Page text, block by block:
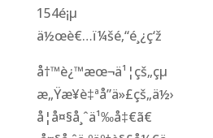
154é¡µ
ä½œè€…ï¼šé‚“é¸¿ç‘ž
å†™è¿™æœ¬ä¹¦çš„çµ
æ„Ÿæ¥è‡ªå”ä»£çš„ä½›
å­¦å¤§å¸ˆä¹‰å‡€ã€